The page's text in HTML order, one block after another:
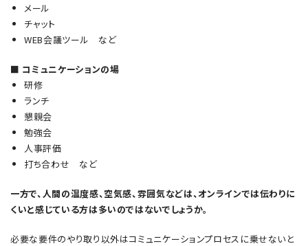
メール
チャット
WEB会議ツール など
■ コミュニケーションの場
研修
ランチ
懇親会
勉強会
人事評価
打ち合わせ など
一方で、人間の温度感、空気感、雰囲気などは、オンラインでは伝わりに
くいと感じている方は多いのではないでしょうか。
必要な要件のやり取り以外はコミュニケーションプロセスに乗せないと